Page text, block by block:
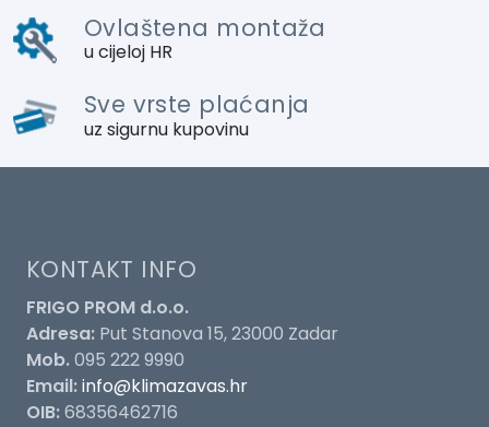
Ovlaštena montaža
u cijeloj HR
Sve vrste plaćanja
uz sigurnu kupovinu
KONTAKT INFO
FRIGO PROM d.o.o.
Adresa: Put Stanova 15, 23000 Zadar
Mob.095 222 9990
Email:info@klimazavas.hr
OIB:68356462716